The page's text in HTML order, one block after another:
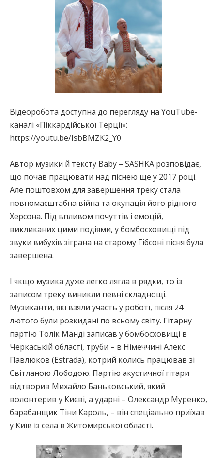
Відеоробота доступна до перегляду на YouTube-
каналі «Піккардійської Терції»:
https://youtu.be/IsbBMZK2_Y0
Автор музики й тексту Baby – SASHKA розповідає,
що почав працювати над піснею ще у 2017 році.
Але поштовхом для завершення треку стала
повномасштабна війна та окупація його рідного
Херсона. Під впливом почуттів і емоцій,
викликаних цими подіями, у бомбосховищі під
звуки вибухів зіграна на старому Гібсоні пісня була
завершена.
І якщо музика дуже легко лягла в рядки, то із
записом треку виникли певні складнощі.
Музиканти, які взяли участь у роботі, після 24
лютого були розкидані по всьому світу. Гітарну
партію Толік Манді записав у бомбосховищі в
Черкаській області, труби – в Німеччині Алекс
Павлюков (Estrada), котрий колись працював зі
Світланою Лободою. Партію акустичної гітари
відтворив Михайло Баньковський, який
волонтерив у Києві, а ударні – Олександр Муренко,
барабанщик Тіни Кароль, – він спеціально приїхав
у Київ із села в Житомирської області.